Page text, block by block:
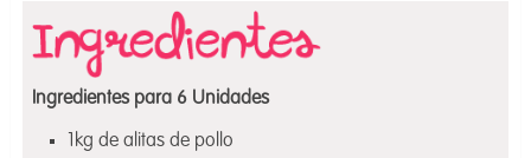
Ingredientes para 6 Unidades
1kg de alitas de pollo